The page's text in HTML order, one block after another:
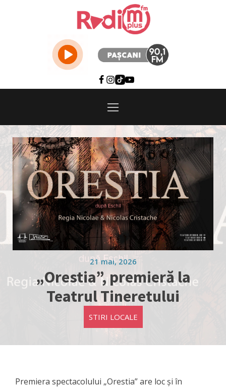
21 mai, 2026
„Orestia”, premieră la
Teatrul Tineretului
STIRI LOCALE
Premiera spectacolului „Orestia” are loc și în